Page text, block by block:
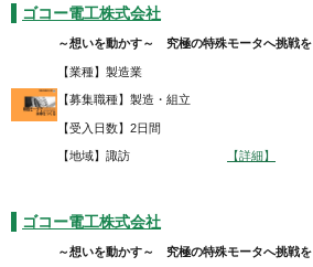
ゴコー電工株式会社
～想いを動かす～ 究極の特殊モータへ挑戦を
【業種】製造業
【募集職種】製造・組立
【受入日数】2日間
【地域】諏訪 【詳細】
ゴコー電工株式会社
～想いを動かす～ 究極の特殊モータへ挑戦を